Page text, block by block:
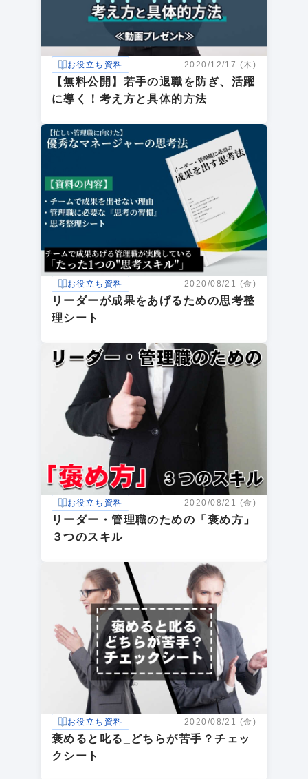
お役立ち資料 2020/12/17 (木)
【無料公開】若手の退職を防ぎ、活躍
に導く！考え方と具体的方法
お役立ち資料 2020/08/21 (金)
リーダーが成果をあげるための思考整
理シート
お役立ち資料 2020/08/21 (金)
リーダー・管理職のための「褒め方」
３つのスキル
お役立ち資料 2020/08/21 (金)
褒めると叱る_どちらが苦手？チェッ
クシート